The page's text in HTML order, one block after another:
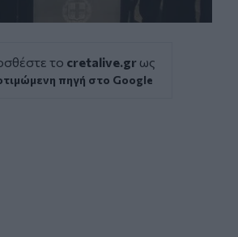
το cretalive.gr ως
πηγή στο Google